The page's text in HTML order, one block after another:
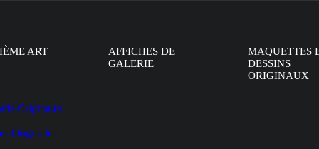
ART
Originaux
Originales
AFFICHES DE
GALERIE
MAQUETTES
DESSINS
ORIGINAUX